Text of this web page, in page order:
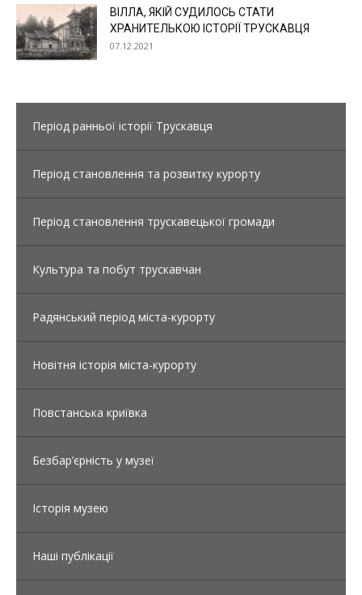
ВІЛЛА, ЯКІЙ СУДИЛОСЬ СТАТИ
ХРАНИТЕЛЬКОЮ ІСТОРІЇ ТРУСКАВЦЯ
07.12.2021
Період ранньої історії Трускавця
Період становлення та розвитку курорту
Період становлення трускавецької громади
Культура та побут трускавчан
Радянський період міста-курорту
Новітня історія міста-курорту
Повстанська криївка
Безбар’єрність у музеї
Історія музею
Наші публікації